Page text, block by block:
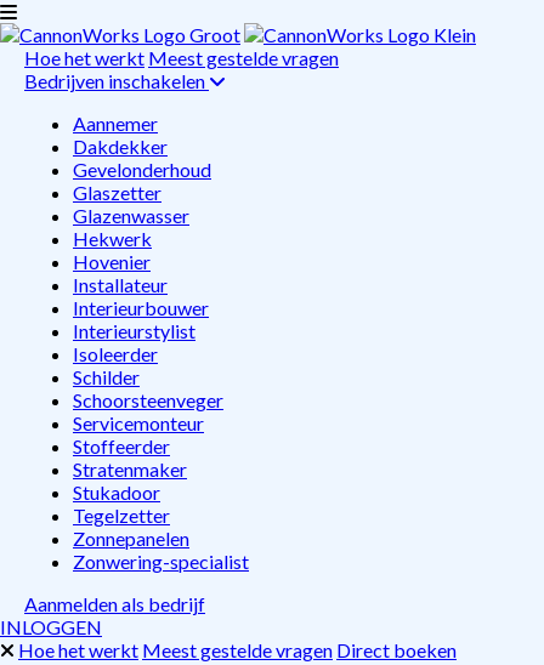
Hoe het werkt Meest gestelde vragen
Bedrijven inschakelen
Aannemer
Dakdekker
Gevelonderhoud
Glaszetter
Glazenwasser
Hekwerk
Hovenier
Installateur
Interieurbouwer
Interieurstylist
Isoleerder
Schilder
Schoorsteenveger
Servicemonteur
Stoffeerder
Stratenmaker
Stukadoor
Tegelzetter
Zonnepanelen
Zonwering-specialist
Aanmelden als bedrijf
INLOGGEN
Hoe het werkt Meest gestelde vragen Direct boeken